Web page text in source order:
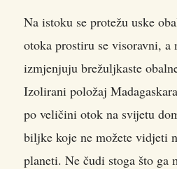
Na istoku se protežu uske
otoka prostiru se visoravni, a
izmjenjuju brežuljkaste
Izolirani položaj
po veličini otok na svijetu
biljke koje ne možete vidjeti
planeti. Ne čudi stoga što ga